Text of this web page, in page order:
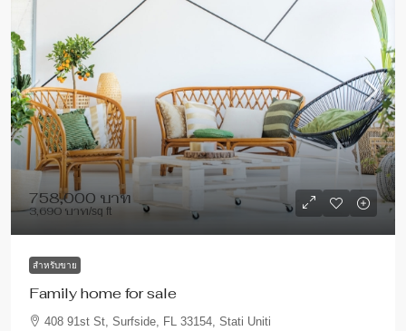
758,000 บาท
3,690 บาท/sq ft
สำหรับขาย
Family home for sale
408 91st St, Surfside, FL 33154, Stati Uniti